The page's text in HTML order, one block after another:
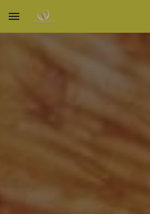
Skip to main content